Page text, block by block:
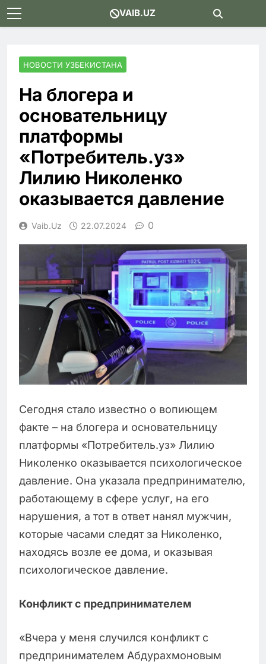
Skip
to
VAIB.UZ
НОВОСТИ УЗБЕКИСТАНА
На блогера и
основательницу
платформы
«Потребитель.уз»
Лилию Николенко
оказывается давление
Vaib.uz 22.07.2024 0
Сегодня стало известно о вопиющем
факте – на блогера и основательницу
платформы «Потребитель.уз» Лилию
Николенко оказывается психологическое
давление. Она указала предпринимателю,
работающему в сфере услуг, на его
нарушения, а тот в ответ нанял мужчин,
которые часами следят за Николенко,
находясь возле ее дома, и оказывая
психологическое давление.
Конфликт с предпринимателем
«Вчера у меня случился конфликт с
предпринимателем Абдурахмоновым